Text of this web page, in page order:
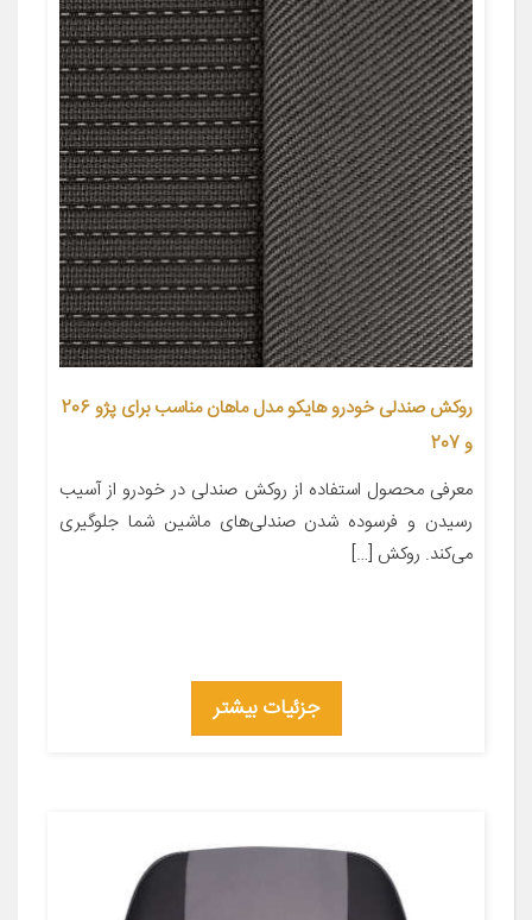
روکش صندلی خودرو هایکو مدل ماهان مناسب برای پژو 206
و 207
معرفی محصول استفاده از روکش صندلی در خودرو از آسیب
رسیدن و فرسوده شدن صندلی‌های ماشین شما جلوگیری
می‌کند. روکش […]
جزئیات بیشتر